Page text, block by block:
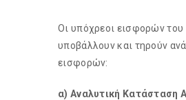
Οι υπόχρεοι εισφορών του
υποβάλλουν και τηρούν
εισφορών:
α) Αναλυτική Κατάσταση